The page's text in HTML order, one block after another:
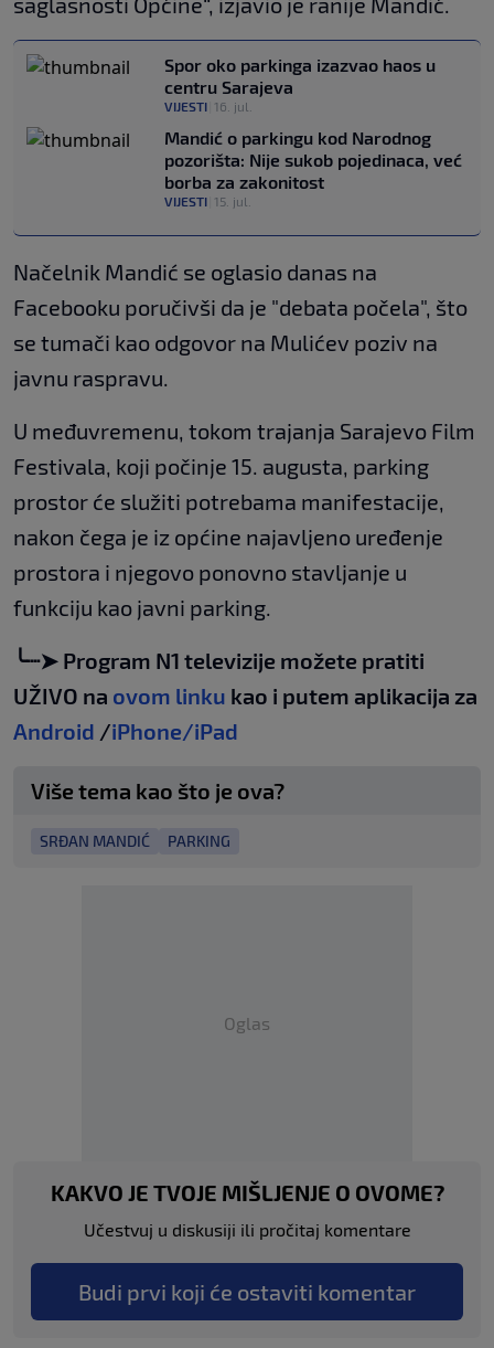
Spor oko parkinga izazvao haos u
centru Sarajeva
VIJESTI 16. jul.
Mandić o parkingu kod Narodnog
pozorišta: Nije sukob pojedinaca, već
borba za zakonitost
VIJESTI 15. jul.
Načelnik Mandić se oglasio danas na
Facebooku poručivši da je "debata počela", što
se tumači kao odgovor na Mulićev poziv na
javnu raspravu.
U međuvremenu, tokom trajanja Sarajevo Film
Festivala, koji počinje 15. augusta, parking
prostor će služiti potrebama manifestacije,
nakon čega je iz općine najavljeno uređenje
prostora i njegovo ponovno stavljanje u
funkciju kao javni parking.
╰┈➤ Program N1 televizije možete pratiti
UŽIVO na ovom linku kao i putem aplikacija za
Android /iPhone/iPad
Više tema kao što je ova?
SRĐAN MANDIĆ PARKING
Oglas
KAKVO JE TVOJE MIŠLJENJE O OVOME?
Učestvuj u diskusiji ili pročitaj komentare
Budi prvi koji će ostaviti komentar